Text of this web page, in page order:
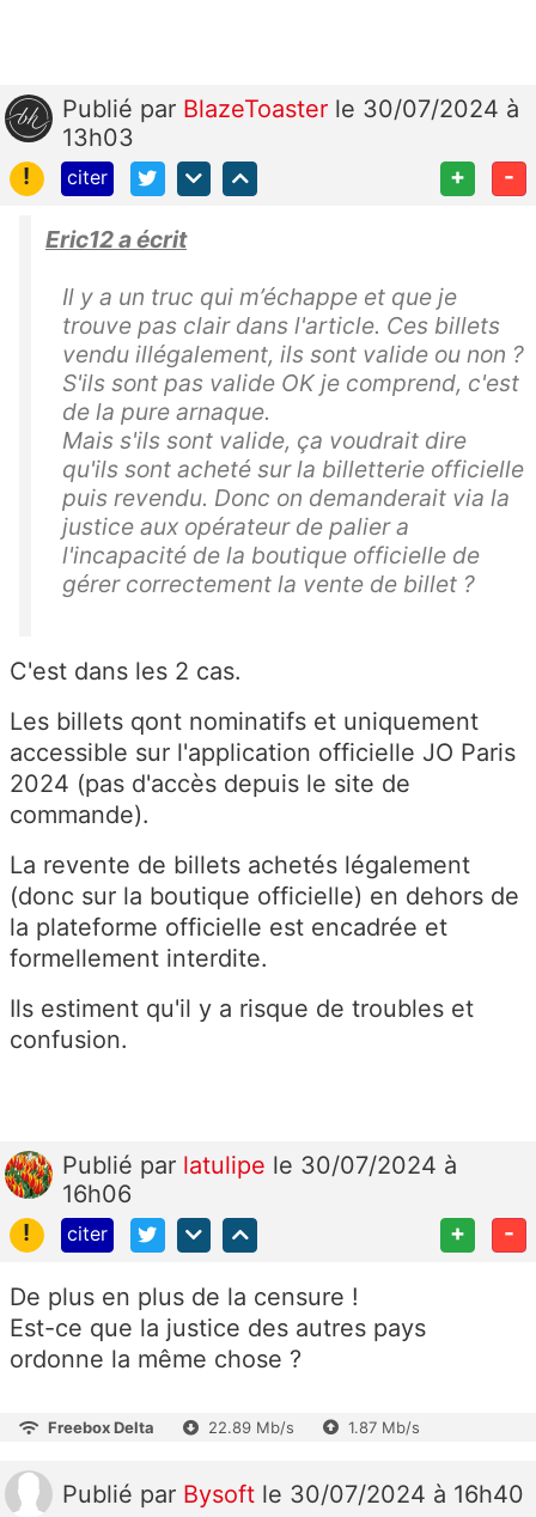
Publié par BlazeToaster le 30/07/2024 à
13h03
!
citer + -
Eric12 a écrit
Il y a un truc qui m’échappe et que je
trouve pas clair dans l'article. Ces billets
vendu illégalement, ils sont valide ou non ?
S'ils sont pas valide OK je comprend, c'est
de la pure arnaque.
Mais s'ils sont valide, ça voudrait dire
qu'ils sont acheté sur la billetterie officielle
puis revendu. Donc on demanderait via la
justice aux opérateur de palier a
l'incapacité de la boutique officielle de
gérer correctement la vente de billet ?
C'est dans les 2 cas.
Les billets qont nominatifs et uniquement
accessible sur l'application officielle JO Paris
2024 (pas d'accès depuis le site de
commande).
La revente de billets achetés légalement
(donc sur la boutique officielle) en dehors de
la plateforme officielle est encadrée et
formellement interdite.
Ils estiment qu'il y a risque de troubles et
confusion.
Publié par latulipe le 30/07/2024 à
16h06
!
citer + -
De plus en plus de la censure !
Est-ce que la justice des autres pays
ordonne la même chose ?
Freebox Delta 22.89 Mb/s 1.87 Mb/s
Publié par Bysoft le 30/07/2024 à 16h40